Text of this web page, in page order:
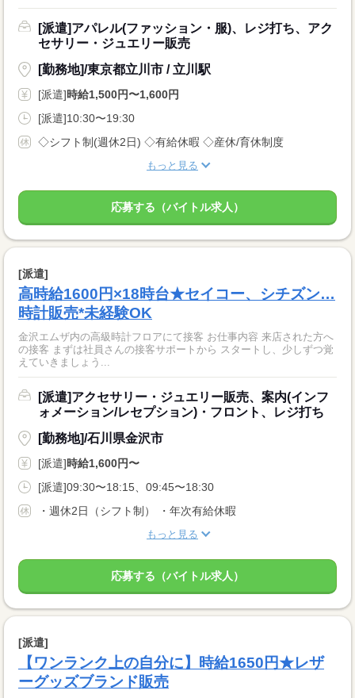
[派遣]アパレル(ファッション・服)、レジ打ち、アク
セサリー・ジュエリー販売
[勤務地]/東京都立川市 / 立川駅
[派遣]時給1,500円〜1,600円
[派遣]10:30〜19:30
◇シフト制(週休2日) ◇有給休暇 ◇産休/育休制度
もっと見る
応募する（バイトル求人）
[派遣]
高時給1600円×18時台★セイコー、シチズン…
時計販売*未経験OK
金沢エムザ内の高級時計フロアにて接客 お仕事内容 来店された方へ
の接客 まずは社員さんの接客サポートから スタートし、少しずつ覚
えていきましょう...
[派遣]アクセサリー・ジュエリー販売、案内(インフ
ォメーション/レセプション)・フロント、レジ打ち
[勤務地]/石川県金沢市
[派遣]時給1,600円〜
[派遣]09:30〜18:15、09:45〜18:30
・週休2日（シフト制） ・年次有給休暇
もっと見る
応募する（バイトル求人）
[派遣]
【ワンランク上の自分に】時給1650円★レザ
ーグッズブランド販売